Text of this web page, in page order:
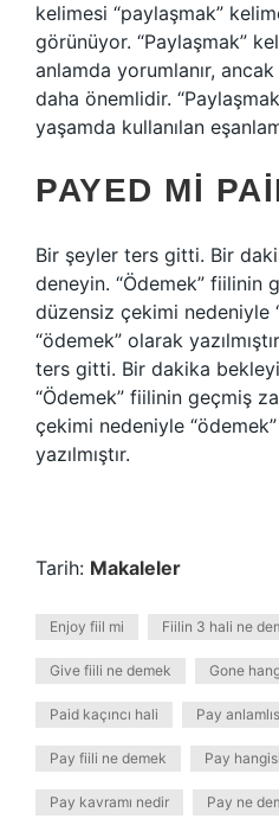
kelimesi “paylaşmak”
görünüyor. “Paylaşmak”
anlamda yorumlanır,
daha önemlidir.
yaşamda kullanılan
PAYED MI
Bir şeyler ters gitti. Bir
deneyin. “Ödemek” fiilinin
düzensiz çekimi nedeniyle
“ödemek” olarak
ters gitti. Bir dakika
“Ödemek” fiilinin geçmiş
çekimi nedeniyle
yazılmıştır.
Tarih: Makaleler
Enjoy fiil mi Fiilin 3 hali ne
Give fiili ne demek Gone
Paid kaçıncı hali Pay
Pay fiili ne demek Pay hangisi
Pay kavramı nedir Pay ne